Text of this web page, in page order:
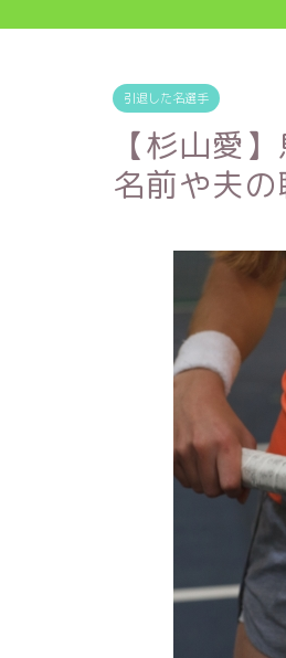
引退した名選手
【杉山愛
名前や夫